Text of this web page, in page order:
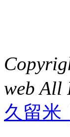
web All
久留米